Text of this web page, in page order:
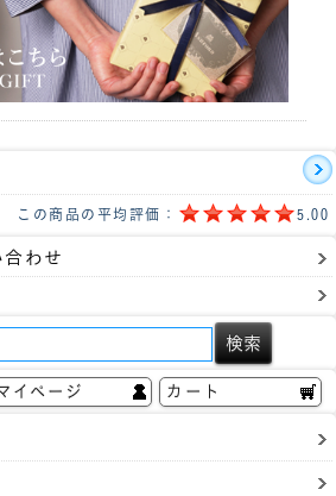
この商品の平均評価： 5.00
わせ
イページ カート